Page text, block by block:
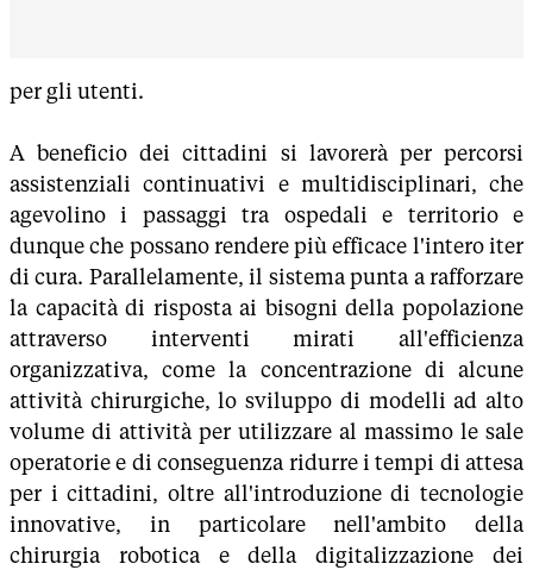
per gli utenti.
A beneficio dei cittadini si lavorerà per percorsi
assistenziali continuativi e multidisciplinari, che
agevolino i passaggi tra ospedali e territorio e
dunque che possano rendere più efficace l'intero iter
di cura. Parallelamente, il sistema punta a rafforzare
la capacità di risposta ai bisogni della popolazione
attraverso interventi mirati all'efficienza
organizzativa, come la concentrazione di alcune
attività chirurgiche, lo sviluppo di modelli ad alto
volume di attività per utilizzare al massimo le sale
operatorie e di conseguenza ridurre i tempi di attesa
per i cittadini, oltre all'introduzione di tecnologie
innovative, in particolare nell'ambito della
chirurgia robotica e della digitalizzazione dei